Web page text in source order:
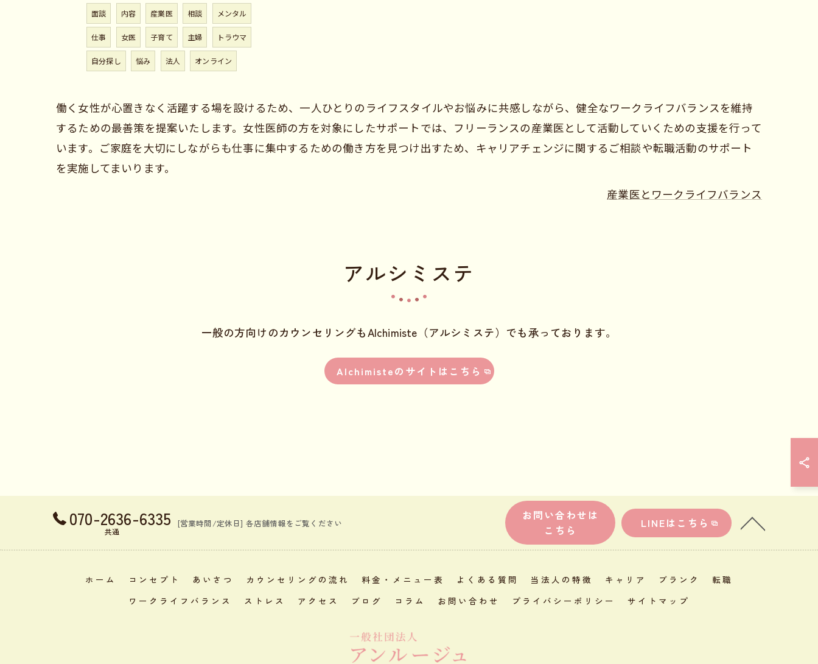
面談 内容 産業医 相談 メンタル
仕事 女医 子育て 主婦 トラウマ
自分探し 悩み 法人 オンライン
働く女性が心置きなく活躍する場を設けるため、一人ひとりのライフスタイルやお悩みに共感しながら、健全なワークライフバランスを維持
するための最善策を提案いたします。女性医師の方を対象にしたサポートでは、フリーランスの産業医として活動していくための支援を行って
います。ご家庭を大切にしながらも仕事に集中するための働き方を見つけ出すため、キャリアチェンジに関するご相談や転職活動のサポート
を実施してまいります。
産業医とワークライフバランス
アルシミステ
一般の方向けのカウンセリングもAlchimiste（アルシミステ）でも承っております。
Alchimisteのサイトはこちら
070-2636-6335
共通
[営業時間/定休日] 各店舗情報をご覧ください
お問い合わせは
こちら
LINEはこちら
ホーム コンセプト あいさつ カウンセリングの流れ 料金・メニュー表 よくある質問 当法人の特徴 キャリア ブランク
転職
ワークライフバランス
ストレス アクセス ブログ コラム お問い合わせ プライバシーポリシー サイトマップ